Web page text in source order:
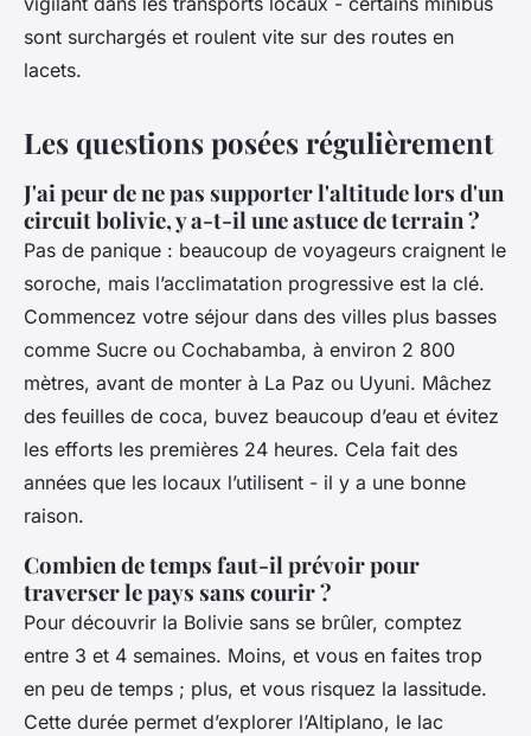
sont surchargés et roulent vite sur des routes en
lacets.
Les questions posées régulièrement
J'ai peur de ne pas supporter l'altitude lors d'un
circuit bolivie, y a-t-il une astuce de terrain ?
Pas de panique : beaucoup de voyageurs craignent le
soroche, mais l’acclimatation progressive est la clé.
Commencez votre séjour dans des villes plus basses
comme Sucre ou Cochabamba, à environ 2 800
mètres, avant de monter à La Paz ou Uyuni. Mâchez
des feuilles de coca, buvez beaucoup d’eau et évitez
les efforts les premières 24 heures. Cela fait des
années que les locaux l’utilisent - il y a une bonne
raison.
Combien de temps faut-il prévoir pour
traverser le pays sans courir ?
Pour découvrir la Bolivie sans se brûler, comptez
entre 3 et 4 semaines. Moins, et vous en faites trop
en peu de temps ; plus, et vous risquez la lassitude.
Cette durée permet d’explorer l’Altiplano, le lac